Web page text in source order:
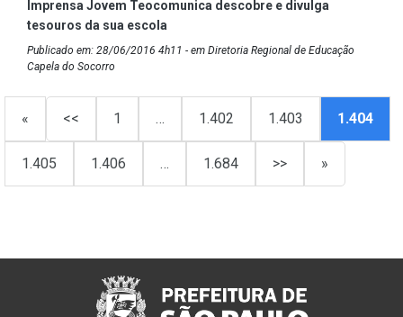
Imprensa Jovem Teocomunica descobre e divulga
tesouros da sua escola
Publicado em: 28/06/2016 4h11 - em Diretoria Regional de Educação
Capela do Socorro
« << 1 … 1.402 1.403 1.404
1.405 1.406 … 1.684 >> »